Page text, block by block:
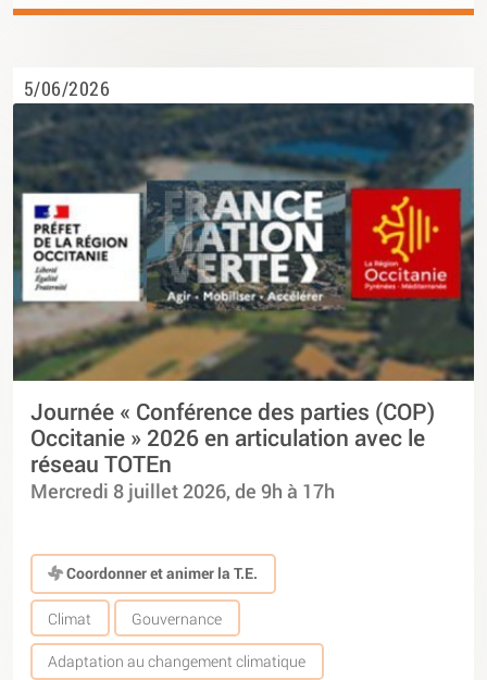
5/06/2026
Journée « Conférence des parties (COP)
Occitanie » 2026 en articulation avec le
réseau TOTEn
Mercredi 8 juillet 2026, de 9h à 17h
Coordonner et animer la T.E.
Climat Gouvernance
Adaptation au changement climatique